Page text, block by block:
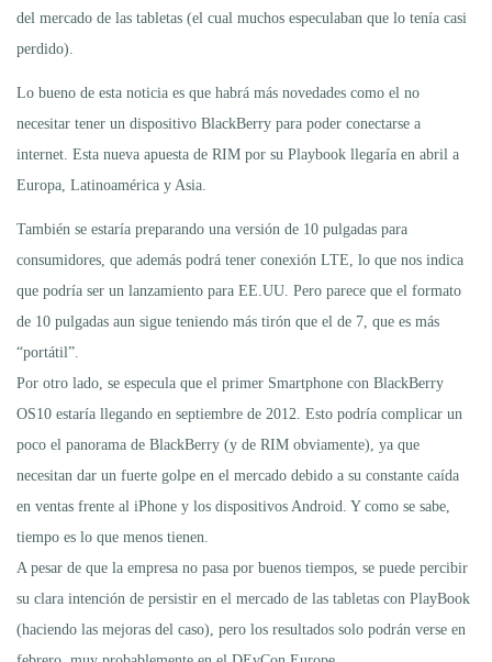
del mercado de las tabletas (el cual muchos especulaban que lo tenía casi
perdido).
Lo bueno de esta noticia es que habrá más novedades como el no
necesitar tener un dispositivo BlackBerry para poder conectarse a
internet. Esta nueva apuesta de RIM por su Playbook llegaría en abril a
Europa, Latinoamérica y Asia.
También se estaría preparando una versión de 10 pulgadas para
consumidores, que además podrá tener conexión LTE, lo que nos indica
que podría ser un lanzamiento para EE.UU. Pero parece que el formato
de 10 pulgadas aun sigue teniendo más tirón que el de 7, que es más
“portátil”.
Por otro lado, se especula que el primer Smartphone con BlackBerry
OS10 estaría llegando en septiembre de 2012. Esto podría complicar un
poco el panorama de BlackBerry (y de RIM obviamente), ya que
necesitan dar un fuerte golpe en el mercado debido a su constante caída
en ventas frente al iPhone y los dispositivos Android. Y como se sabe,
tiempo es lo que menos tienen.
A pesar de que la empresa no pasa por buenos tiempos, se puede percibir
su clara intención de persistir en el mercado de las tabletas con PlayBook
(haciendo las mejoras del caso), pero los resultados solo podrán verse en